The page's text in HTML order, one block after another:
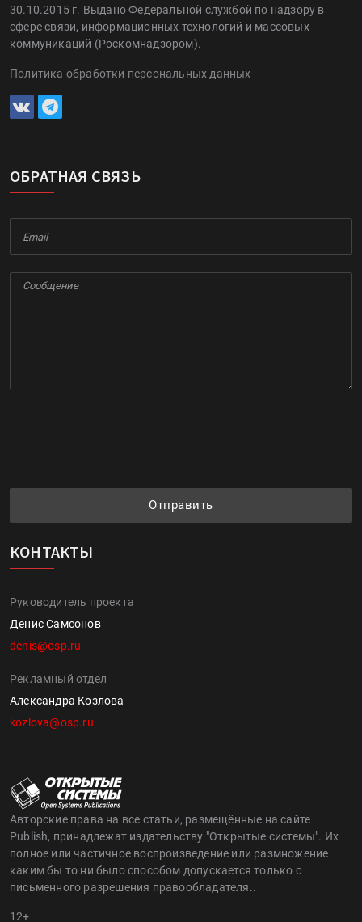
30.10.2015 г. Выдано Федеральной службой по надзору в
сфере связи, информационных технологий и массовых
коммуникаций (Роскомнадзором).
Политика обработки персональных данных
ОБРАТНАЯ СВЯЗЬ
Отправить
КОНТАКТЫ
Руководитель проекта
Денис Самсонов
denis@osp.ru
Рекламный отдел
Александра Козлова
kozlova@osp.ru
Авторские права на все статьи, размещённые на сайте
Publish, принадлежат издательству "Открытые системы". Их
полное или частичное воспроизведение или размножение
каким бы то ни было способом допускается только с
письменного разрешения правообладателя..
12+